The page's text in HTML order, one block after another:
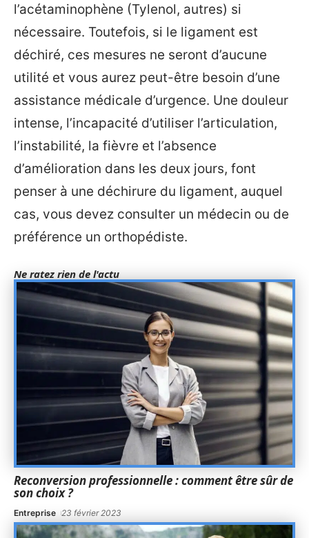
l’acétaminophène (Tylenol, autres) si
nécessaire. Toutefois, si le ligament est
déchiré, ces mesures ne seront d’aucune
utilité et vous aurez peut-être besoin d’une
assistance médicale d’urgence. Une douleur
intense, l’incapacité d’utiliser l’articulation,
l’instabilité, la fièvre et l’absence
d’amélioration dans les deux jours, font
penser à une déchirure du ligament, auquel
cas, vous devez consulter un médecin ou de
préférence un orthopédiste.
Ne ratez rien de l'actu
Reconversion professionnelle : comment être sûr de
son choix ?
Entreprise 23 février 2023